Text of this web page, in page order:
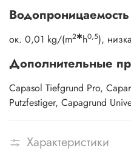
ок. 0,01 kg/(m2✱h0,5),
Дополнительные
Capasol Tiefgrund Pro,
Putzfestiger, Capagrund
Характеристики